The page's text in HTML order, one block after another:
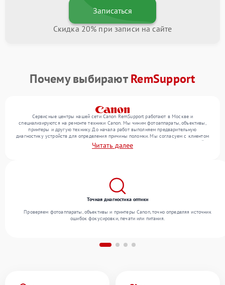
Записаться
Скидка 20% при записи на сайте
Почему выбираютRemSupport
Сервисные центры нашей сети Canon RemSupport работают в Москве и
специализируются на ремонте техники Canon. Мы чиним фотоаппараты, объективы,
принтеры и другую технику. До начала работ выполняем предварительную
диагностику устройств для определения причины поломки. Мы согласуем с клиентом
перечень необходимых работ и их стоимость, затем выполняем ремонт с заменой
деталей по необходимости. В конце подтверждаем качество оказанных услуг
Читать далее
Точная диагностика оптики
Проверяем фотоаппараты, объективы и принтеры Canon, точно определяя источник
ошибок фокусировки, печати или питания.